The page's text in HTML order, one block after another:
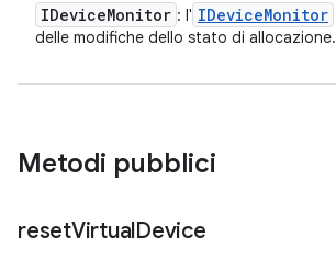
IDeviceMonitor : l' IDeviceMonitor
delle modifiche dello stato di allocazione.
Metodi pubblici
resetVirtualDevice